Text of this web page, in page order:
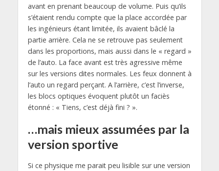
avant en prenant beaucoup de volume. Puis qu’ils
s’étaient rendu compte que la place accordée par
les ingénieurs étant limitée, ils avaient bâclé la
partie arrière. Cela ne se retrouve pas seulement
dans les proportions, mais aussi dans le « regard »
de l’auto. La face avant est très agressive même
sur les versions dites normales. Les feux donnent à
l’auto un regard perçant. A l’arrière, c’est l’inverse,
les blocs optiques évoquent plutôt un faciès
étonné : « Tiens, c’est déjà fini ? ».
…mais mieux assumées par la
version sportive
Si ce physique me parait peu lisible sur une version